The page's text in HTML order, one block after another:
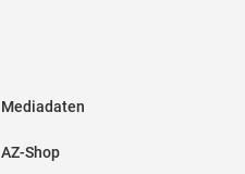
Mediadaten
AZ-Shop